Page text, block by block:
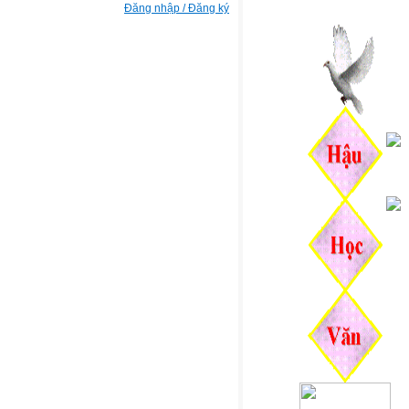
Đăng nhập / Đăng ký